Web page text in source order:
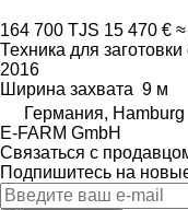
164 700 TJS 15 470 €
Техника для
2016
Ширина захвата 9 м
Германия, Hamburg
E-FARM GmbH
Связаться с
Подпишитесь на